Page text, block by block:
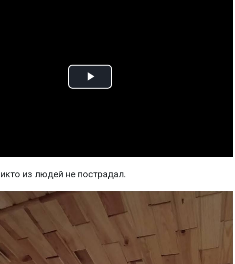
Play
из людей не пострадал.